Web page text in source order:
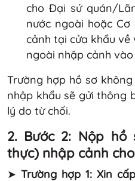
cho Đại sứ quán/
nước ngoài hoặc
cảnh tại cửa khẩu về
ngoài nhập cảnh
Trường hợp hồ sơ
nhập khẩu sẽ gửi thông
lý do từ chối.
2. Bước 2: Nộp
thực) nhập cảnh
➤ Trường hợp 1: Xin